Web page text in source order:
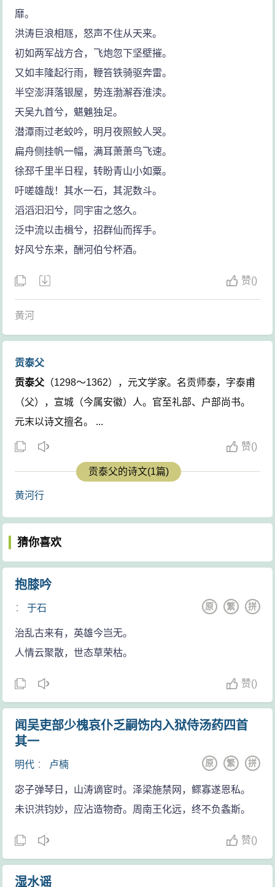
靡。
洪涛巨浪相豗，怒声不住从天来。
初如两军战方合，飞炮忽下坚壁摧。
又如丰隆起行雨，鞭笞铁骑驱奔雷。
半空澎湃落银屋，势连渤澥吞淮渎。
天吴九首兮，魌魋独足。
潜潭雨过老蛟吟，明月夜照鲛人哭。
扁舟侧挂帆一幅，满耳萧萧鸟飞速。
徐邳千里半日程，转盼青山小如粟。
吁嗟雄哉！其水一石，其泥数斗。
滔滔汩汩兮，同宇宙之悠久。
泛中流以击楫兮，招群仙而挥手。
好风兮东来，酬河伯兮杯酒。
赞()
黄河
贡泰父
贡泰父 （1298～1362），元文学家。名贡师泰，字泰甫
（父），宣城（今属安徽）人。官至礼部、户部尚书。
元末以诗文擅名。 ...
赞()
贡泰父的诗文(1篇)
黄河行
猜你喜欢
抱膝吟
：于石 拼
繁
原
治乱古来有，英雄今岂无。
人情云聚散，世态草荣枯。
赞()
闻吴吏部少槐哀仆乏嗣饬内入狱侍汤药四首
其一
明代 ： 卢楠 拼
繁
原
宓子弹琴日，山涛谪宦时。泽梁施禁网，鳏寡遂恩私。
未识洪钧妙，应沾造物奇。周南王化远，终不负螽斯。
赞()
湿水谣